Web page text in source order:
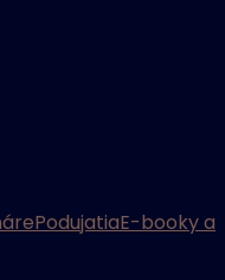
PodujatiaE-booky a